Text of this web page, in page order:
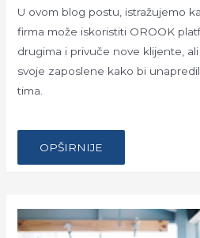
U ovom blog postu, istražujemo
firma može iskoristiti OROOK
drugima i privuče nove klijente,
svoje zaposlene kako bi
tima.
…
OBUKE
ZAPOSLENIH:
KLJUČ
OPŠIRNIJE